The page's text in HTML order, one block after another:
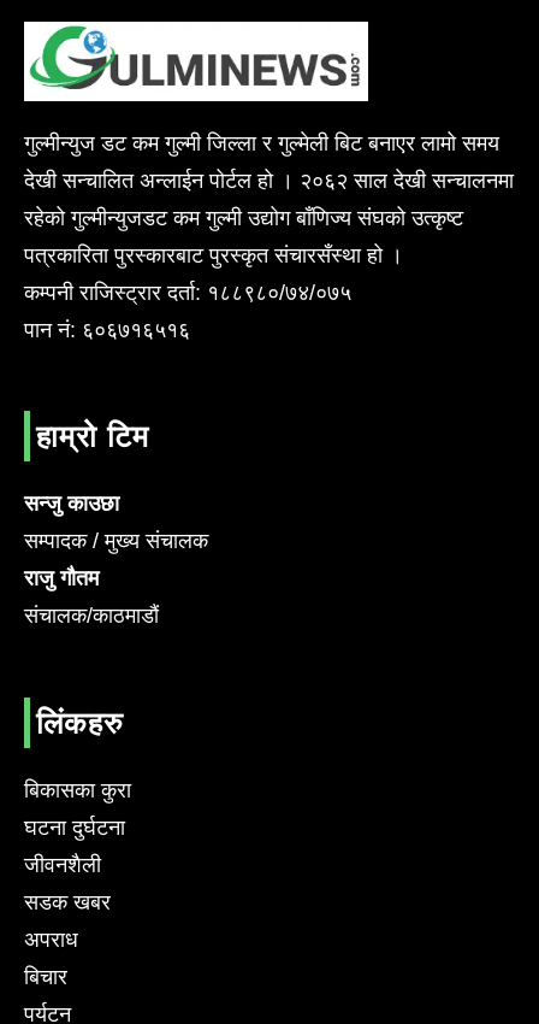
गुल्मीन्युज डट कम गुल्मी जिल्ला र गुल्मेली बिट बनाएर लामो समय
देखी सन्चालित अन्लाईन पोर्टल हो । २०६२ साल देखी सन्चालनमा
रहेको गुल्मीन्युजडट कम गुल्मी उद्योग बाँणिज्य संघको उत्कृष्ट
पत्रकारिता पुरस्कारबाट पुरस्कृत संचारसँस्था हो ।
कम्पनी राजिस्ट्रार दर्ता: १८८९८०/७४/०७५
पान नं: ६०६७१६५१६
हाम्रो टिम
सन्जु काउछा
सम्पादक / मुख्य संचालक
राजु गौतम
संचालक/काठमाडौं
लिंकहरु
बिकासका कुरा
घटना दुर्घटना
जीवनशैली
सडक खबर
अपराध
बिचार
पर्यटन